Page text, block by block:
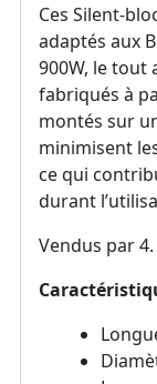
Ces Silent-
adaptés aux
900W, le tout
fabriqués à
montés sur
minimisent
ce qui
durant
Vendus par